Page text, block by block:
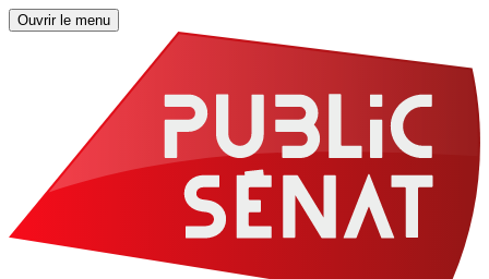
Ouvrir le menu